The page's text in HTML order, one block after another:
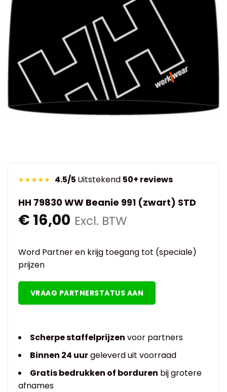
4.5/5 Uitstekend 50+ reviews
HH 79830 WW Beanie 991 (zwart) STD
€ 16,00 Excl. BTW
Word Partner en krijg toegang tot (speciale)
prijzen
VRAAG PARTNERSTATUS AAN
Scherpe staffelprijzen voor partners
Binnen 24 uurgeleverd uit voorraad
Gratis bedrukken of borduren bij grotere
afnames